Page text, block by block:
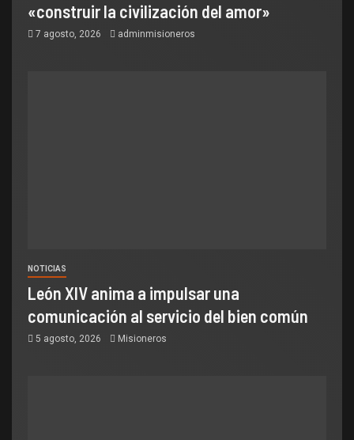
«construir la civilización del amor»
7 agosto, 2026 adminmisioneros
NOTICIAS
León XIV anima a impulsar una
comunicación al servicio del bien común
5 agosto, 2026 Misioneros